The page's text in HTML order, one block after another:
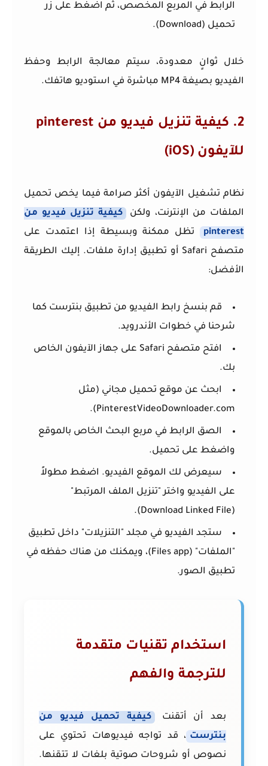
الرابط في المربع المخصص، ثم اضغط على زر
تحميل (Download)
.
خلال ثوانٍ معدودة، سيتم معالجة الرابط وحفظ
الفيديو بصيغة MP4 مباشرة في استوديو هاتفك.
2. كيفية تنزيل فيديو من pinterest
للآيفون (iOS)
نظام تشغيل الآيفون أكثر صرامة فيما يخص تحميل
الملفات من الإنترنت، ولكن
كيفية تنزيل فيديو من
pinterest
تظل ممكنة وبسيطة إذا اعتمدت على
متصفح Safari أو تطبيق إدارة ملفات. إليك الطريقة
الأفضل:
قم بنسخ رابط الفيديو من تطبيق بنترست كما
شرحنا في خطوات الأندرويد.
افتح متصفح Safari على جهاز الآيفون الخاص
بك.
ابحث عن موقع تحميل مجاني (مثل
PinterestVideoDownloader.com).
الصق الرابط في مربع البحث الخاص بالموقع
واضغط على تحميل.
سيعرض لك الموقع الفيديو. اضغط مطولاً
على الفيديو واختر"تنزيل الملف المرتبط"
(Download Linked File)
.
ستجد الفيديو في مجلد "التنزيلات" داخل تطبيق
"الملفات" (Files app)، ويمكنك من هناك حفظه في
تطبيق الصور.
استخدام تقنيات متقدمة
للترجمة والفهم
بعد أن أتقنت
كيفية تحميل فيديو من
بنترست ، قد تواجه فيديوهات تحتوي على
نصوص أو شروحات صوتية بلغات لا تتقنها.